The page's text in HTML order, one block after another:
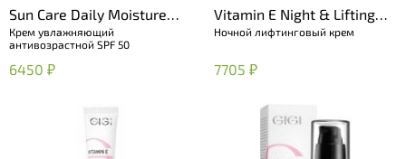
Sun Care Daily Moisture
SPF 50
Крем увлажняющий
антивозрастной SPF 50
6450 ₽
Vitamin E Night & Lifting
Cream
Ночной лифтинговый крем
7705 ₽